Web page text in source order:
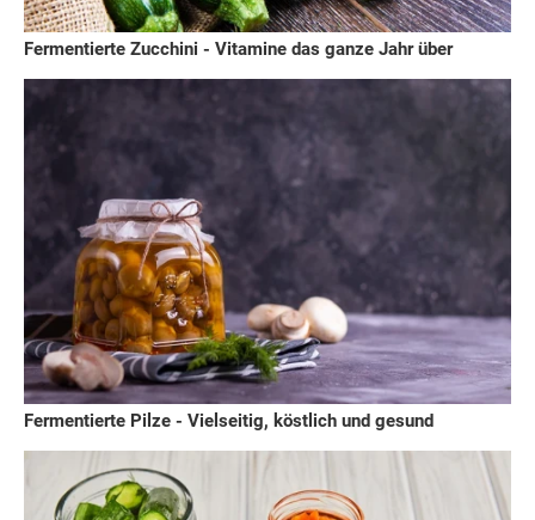
Fermentierte Zucchini - Vitamine das ganze Jahr über
Fermentierte Pilze - Vielseitig, köstlich und gesund